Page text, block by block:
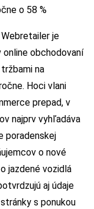
o 58 %
je
online obchodovaní
na
Hoci vlani
prepad, v
najprv vyhľadáva
poradenskej
o nové
jazdené vozidlá
aj údaje
s ponukou